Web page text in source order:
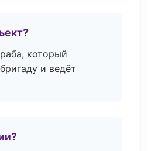
который
и ведёт